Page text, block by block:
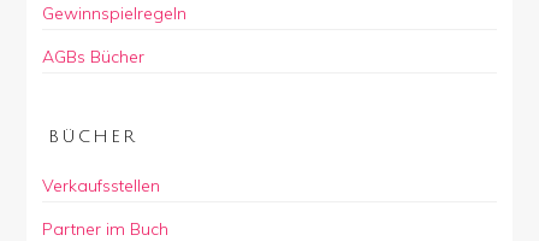
Gewinnspielregeln
AGBs Bücher
BÜCHER
Verkaufsstellen
Partner im Buch